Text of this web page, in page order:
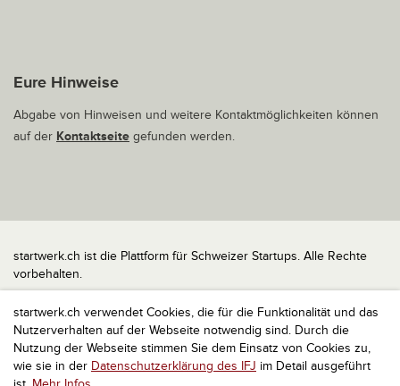
startwerk.ch verwendet Cookies, die für die Funktionalität und das
Nutzerverhalten auf der Webseite notwendig sind. Durch die
Nutzung der Webseite stimmen Sie dem Einsatz von Cookies zu,
wie sie in der Datenschutzerklärung des IFJ im Detail ausgeführt
Eure Hinweise
Abgabe von Hinweisen und weitere Kontaktmöglichkeiten können
auf der Kontaktseite gefunden werden.
startwerk.ch ist die Plattform für Schweizer Startups. Alle Rechte
vorbehalten.
Impressum
Kontakt
nach oben